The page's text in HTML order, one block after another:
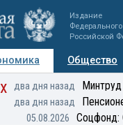
Издание
Российской
Общество
Мнения
два дня назад
два дня назад
05.08.2026 Соцфонд: